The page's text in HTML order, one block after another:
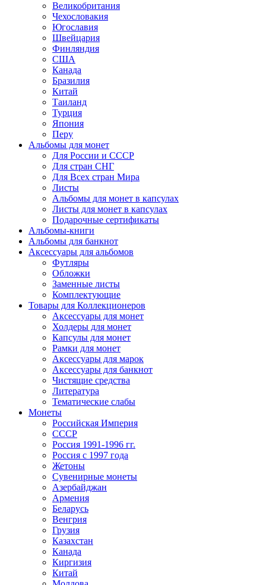
Великобритания
Чехословакия
Югославия
Швейцария
Финляндия
США
Канада
Бразилия
Китай
Таиланд
Турция
Япония
Перу
Альбомы для монет
Для России и СССР
Для стран СНГ
Для Всех стран Мира
Листы
Альбомы для монет в капсулах
Листы для монет в капсулах
Подарочные сертификаты
Альбомы-книги
Альбомы для банкнот
Аксессуары для альбомов
Футляры
Обложки
Заменные листы
Комплектующие
Товары для Коллекционеров
Аксессуары для монет
Холдеры для монет
Капсулы для монет
Рамки для монет
Аксессуары для марок
Аксессуары для банкнот
Чистящие средства
Литература
Тематические слабы
Монеты
Российская Империя
СССР
Россия 1991-1996 гг.
Россия с 1997 года
Жетоны
Сувенирные монеты
Азербайджан
Армения
Беларусь
Венгрия
Грузия
Казахстан
Канада
Киргизия
Китай